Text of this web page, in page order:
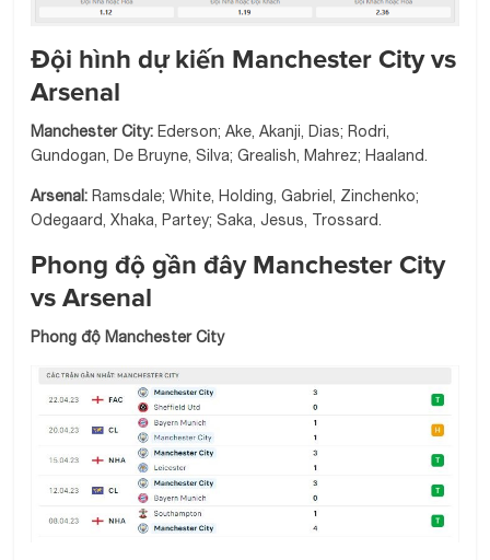
Đội hình dự kiến Manchester City vs
Arsenal
Manchester City: Ederson; Ake, Akanji, Dias; Rodri,
Gundogan, De Bruyne, Silva; Grealish, Mahrez; Haaland.
Arsenal: Ramsdale; White, Holding, Gabriel, Zinchenko;
Odegaard, Xhaka, Partey; Saka, Jesus, Trossard.
Phong độ gần đây Manchester City
vs Arsenal
Phong độ Manchester City